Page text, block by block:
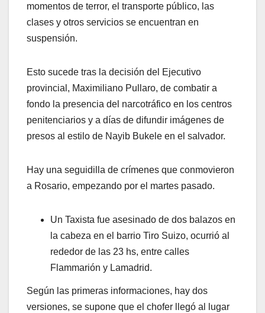
momentos de terror, el transporte público, las
clases y otros servicios se encuentran en
suspensión.
Esto sucede tras la decisión del Ejecutivo
provincial, Maximiliano Pullaro, de combatir a
fondo la presencia del narcotráfico en los centros
penitenciarios y a días de difundir imágenes de
presos al estilo de Nayib Bukele en el salvador.
Hay una seguidilla de crímenes que conmovieron
a Rosario, empezando por el martes pasado.
Un Taxista fue asesinado de dos balazos en
la cabeza en el barrio Tiro Suizo, ocurrió al
rededor de las 23 hs, entre calles
Flammarión y Lamadrid.
Según las primeras informaciones, hay dos
versiones, se supone que el chofer llegó al lugar